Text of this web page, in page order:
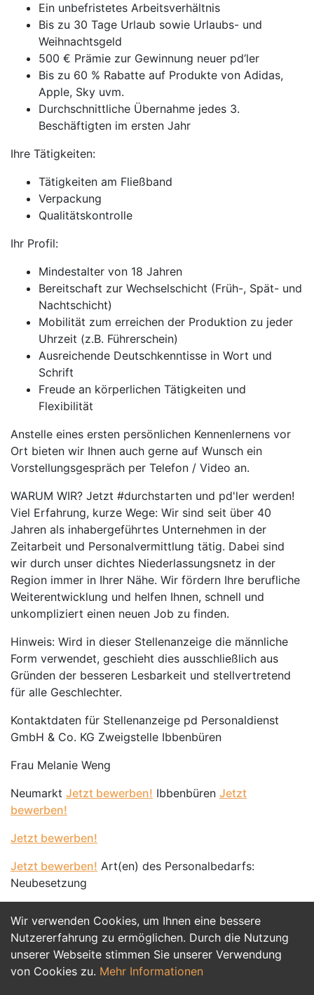
Wir verwenden Cookies, um Ihnen eine bessere
Nutzererfahrung zu ermöglichen. Durch die Nutzung
unserer Webseite stimmen Sie unserer Verwendung
von Cookies zu. Mehr Informationen
Ein unbefristetes Arbeitsverhältnis
Bis zu 30 Tage Urlaub sowie Urlaubs- und
Weihnachtsgeld
500 € Prämie zur Gewinnung neuer pd‘ler
Bis zu 60 % Rabatte auf Produkte von Adidas,
Apple, Sky uvm.
Durchschnittliche Übernahme jedes 3.
Beschäftigten im ersten Jahr
Ihre Tätigkeiten:
Tätigkeiten am Fließband
Verpackung
Qualitätskontrolle
Ihr Profil:
Mindestalter von 18 Jahren
Bereitschaft zur Wechselschicht (Früh-, Spät- und
Nachtschicht)
Mobilität zum erreichen der Produktion zu jeder
Uhrzeit (z.B. Führerschein)
Ausreichende Deutschkenntisse in Wort und
Schrift
Freude an körperlichen Tätigkeiten und
Flexibilität
Anstelle eines ersten persönlichen Kennenlernens vor
Ort bieten wir Ihnen auch gerne auf Wunsch ein
Vorstellungsgespräch per Telefon / Video an.
WARUM WIR? Jetzt #durchstarten und pd'ler werden!
Viel Erfahrung, kurze Wege: Wir sind seit über 40
Jahren als inhabergeführtes Unternehmen in der
Zeitarbeit und Personalvermittlung tätig. Dabei sind
wir durch unser dichtes Niederlassungsnetz in der
Region immer in Ihrer Nähe. Wir fördern Ihre berufliche
Weiterentwicklung und helfen Ihnen, schnell und
unkompliziert einen neuen Job zu finden.
Hinweis: Wird in dieser Stellenanzeige die männliche
Form verwendet, geschieht dies ausschließlich aus
Gründen der besseren Lesbarkeit und stellvertretend
für alle Geschlechter.
Kontaktdaten für Stellenanzeige pd Personaldienst
GmbH & Co. KG Zweigstelle Ibbenbüren
Frau Melanie Weng
Neumarkt Jetzt bewerben! Ibbenbüren Jetzt
bewerben!
Jetzt bewerben!
Jetzt bewerben! Art(en) des Personalbedarfs:
Neubesetzung
Jetzt Bewerben